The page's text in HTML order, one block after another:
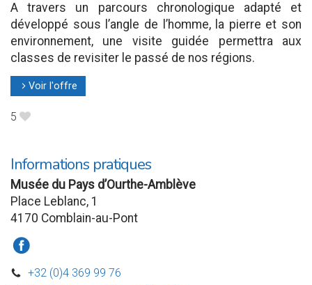
A travers un parcours chronologique adapté et
développé sous l’angle de l’homme, la pierre et son
environnement, une visite guidée permettra aux
classes de revisiter le passé de nos régions.
l Voir l'offre
5 B
Informations pratiques
Musée du Pays d’Ourthe-Amblève
Place Leblanc, 1
4170 Comblain-au-Pont
a
D +32 (0)4 369 99 76